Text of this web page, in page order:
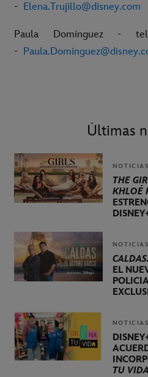
- Elena.Trujillo@disney.com
Paula Domínguez -
-
Últimas
NOTICIAS
THE
KHLOÉ
NOTICIAS
EL
NOTICIAS
TU VIDA